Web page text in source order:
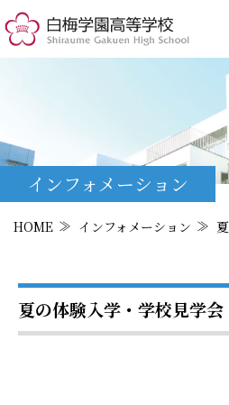
インフォメーション
HOME インフォメーション
夏の体験入学・学校見学